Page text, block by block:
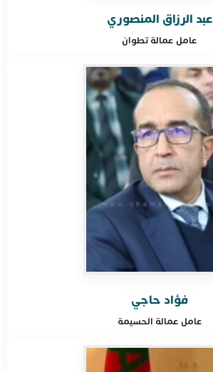
عبد الرزاق المنصوري
عامل عمالةتطوان
فؤاد حاجي
عامل عمالة الحسيمة